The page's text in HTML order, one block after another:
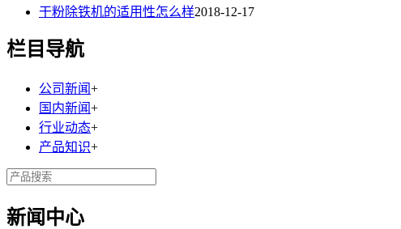
干粉除铁机的适用性怎么样2018-12-17
栏目导航
公司新闻+
国内新闻+
行业动态+
产品知识+
新闻中心